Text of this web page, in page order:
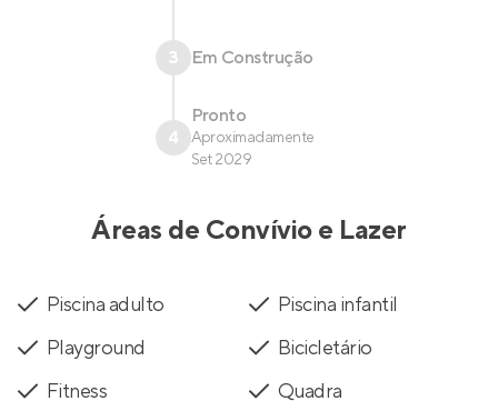
3 Em Construção
4
Pronto
Aproximadamente
Set 2029
Áreas de Convívio e Lazer
Piscina adulto
Piscina infantil
Playground
Bicicletário
Fitness
Quadra